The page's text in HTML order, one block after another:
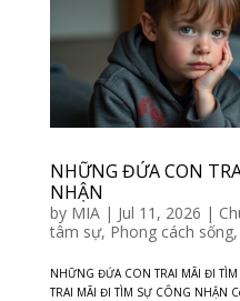
NHỮNG ĐỨA CON
NHẬN
by MIA| Jul 11, 2026 |
tâm sự, Phong cách sống,
NHỮNG ĐỨA CON TRAI MÃI ĐI
TRAI MÃI ĐI TÌM SỰ CÔNG